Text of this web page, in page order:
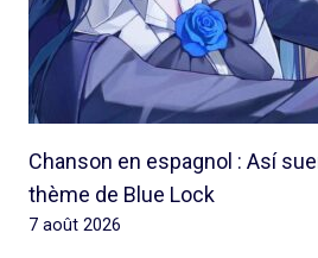
Chanson en espagnol : Así
thème de Blue Lock
7 août 2026